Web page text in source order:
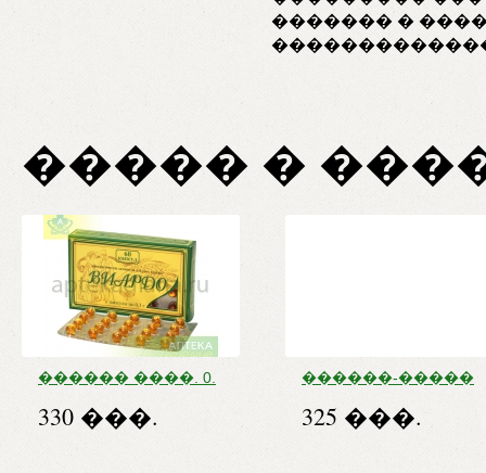
������� �
����� �
������ ����. 0.
330 ���.
������-�����
325 ���.